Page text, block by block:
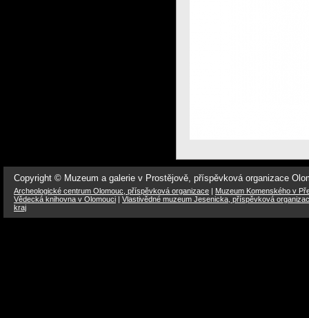
Copyright © Muzeum a galerie v Prostějově, příspěvková organizace
Archeologické centrum Olomouc, příspěvková organizace | Muzeum Komenského v
Vědecká knihovna v Olomouci | Vlastivědné muzeum Jesenicka, příspěvková
kraj